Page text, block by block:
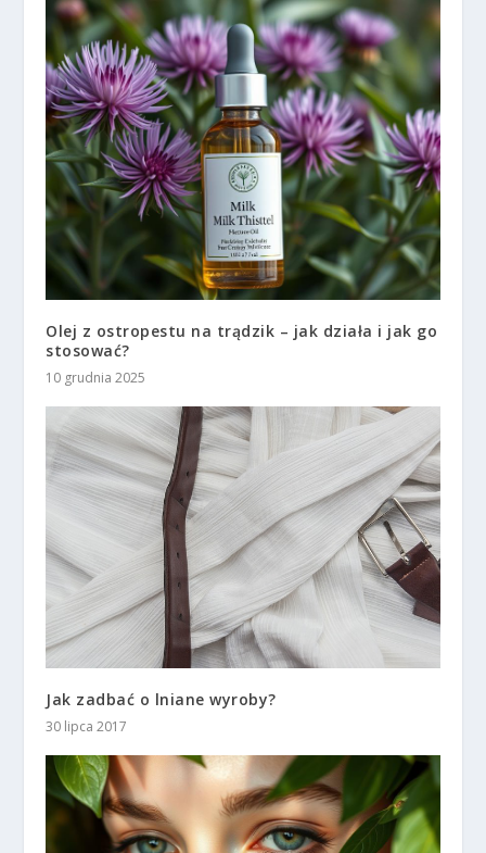
Olej z ostropestu na trądzik – jak działa i jak go
stosować?
10 grudnia 2025
Jak zadbać o lniane wyroby?
30 lipca 2017